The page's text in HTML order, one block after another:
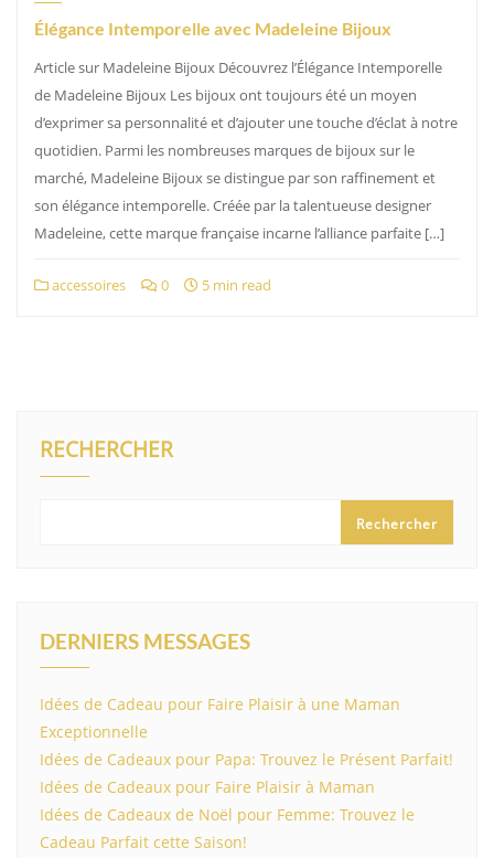
Élégance Intemporelle avec Madeleine Bijoux
Article sur Madeleine Bijoux Découvrez l’Élégance Intemporelle
de Madeleine Bijoux Les bijoux ont toujours été un moyen
d’exprimer sa personnalité et d’ajouter une touche d’éclat à notre
quotidien. Parmi les nombreuses marques de bijoux sur le
marché, Madeleine Bijoux se distingue par son raffinement et
son élégance intemporelle. Créée par la talentueuse designer
Madeleine, cette marque française incarne l’alliance parfaite […]
accessoires 0 5 min read
RECHERCHER
Rechercher
DERNIERS MESSAGES
Idées de Cadeau pour Faire Plaisir à une Maman
Exceptionnelle
Idées de Cadeaux pour Papa: Trouvez le Présent Parfait!
Idées de Cadeaux pour Faire Plaisir à Maman
Idées de Cadeaux de Noël pour Femme: Trouvez le
Cadeau Parfait cette Saison!